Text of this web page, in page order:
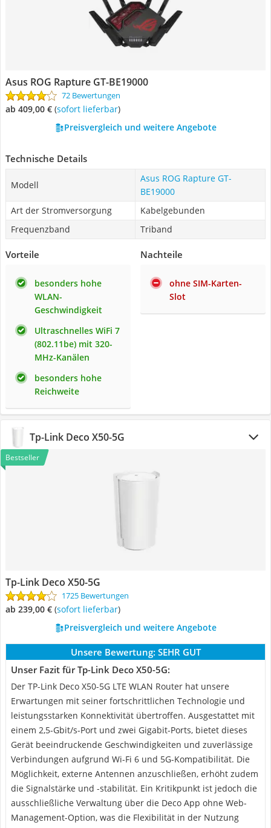
Asus ROG Rapture GT-BE19000
72 Bewertungen
ab 409,00 € ( Sofort lieferbar)
Preisvergleich und weitere Angebote
Technische Details
Modell
Asus ROG Rapture GT-
BE19000
Art der Stromversorgung
Kabelgebunden
Frequenzband
Triband
Vorteile
besonders hohe
WLAN-
Geschwindigkeit
Ultraschnelles WiFi 7
(802.11be) mit 320-
MHz-Kanälen
besonders hohe
Reichweite
Nachteile
ohne SIM-Karten-
Slot
Tp-Link Deco X50-5G
Bestseller
Tp-Link Deco X50-5G
1725 Bewertungen
ab 239,00 € ( Sofort lieferbar)
Preisvergleich und weitere Angebote
Unsere Bewertung: SEHR GUT
Unser Fazit für Tp-Link Deco X50-5G:
Der TP-Link Deco X50-5G LTE WLAN Router hat unsere
Erwartungen mit seiner fortschrittlichen Technologie und
leistungsstarken Konnektivität übertroffen. Ausgestattet mit
einem 2,5-Gbit/s-Port und zwei Gigabit-Ports, bietet dieses
Gerät beeindruckende Geschwindigkeiten und zuverlässige
Verbindungen aufgrund Wi-Fi 6 und 5G-Kompatibilität. Die
Möglichkeit, externe Antennen anzuschließen, erhöht zudem
die Signalstärke und -stabilität. Ein Kritikpunkt ist jedoch die
ausschließliche Verwaltung über die Deco App ohne Web-
Management-Option, was die Flexibilität in der Nutzung